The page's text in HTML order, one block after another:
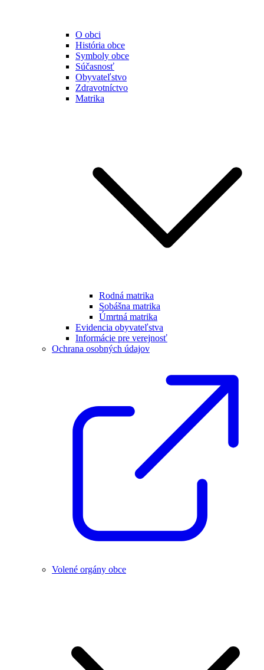
O obci
História obce
Symboly obce
Súčasnosť
Obyvateľstvo
Zdravotníctvo
Matrika
Rodná matrika
Sobášna matrika
Úmrtná matrika
Evidencia obyvateľstva
Informácie pre verejnosť
Ochrana osobných údajov
Volené orgány obce